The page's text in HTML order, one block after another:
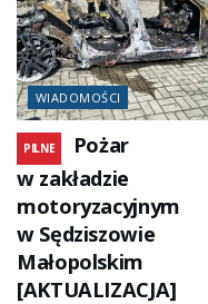
WIADOMOŚCI
PILNE
Pożar
w zakładzie
motoryzacyjnym
w Sędziszowie
Małopolskim
[AKTUALIZACJA]